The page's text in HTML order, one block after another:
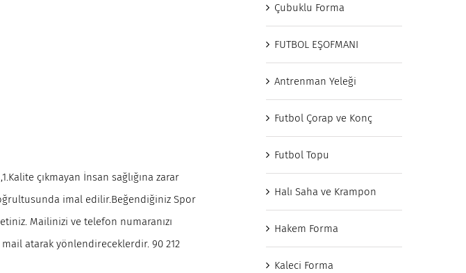
çıkmayan İnsan sağlığına zarar
imal edilir.Beğendiğiniz Spor
Mailinizi ve telefon numaranızı
atarak yönlendireceklerdir. 90 212
Çubuklu Forma
FUTBOL EŞOFMANI
Antrenman Yeleği
Futbol Çorap ve Konç
Futbol Topu
Halı Saha ve Krampon
Hakem Forma
Kaleci Forma